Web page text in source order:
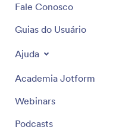
Fale Conosco
Guias do Usuário
Ajuda
Academia Jotform
Webinars
Podcasts